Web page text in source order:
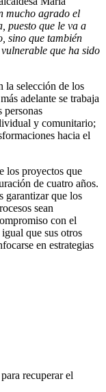
mucho agrado el
puesto que le va a
sino que también
que ha sido
la selección de los
adelante se trabaja
personas
y comunitario;
hacia el
los proyectos que
de cuatro años.
garantizar que los
sean
con el
que sus otros
en estrategias
recuperar el